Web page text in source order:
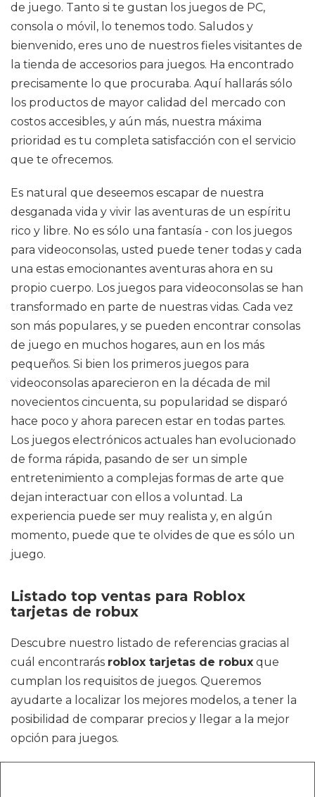
de juego. Tanto si te gustan los juegos de PC,
consola o móvil, lo tenemos todo. Saludos y
bienvenido, eres uno de nuestros fieles visitantes de
la tienda de accesorios para juegos. Ha encontrado
precisamente lo que procuraba. Aquí hallarás sólo
los productos de mayor calidad del mercado con
costos accesibles, y aún más, nuestra máxima
prioridad es tu completa satisfacción con el servicio
que te ofrecemos.
Es natural que deseemos escapar de nuestra
desganada vida y vivir las aventuras de un espíritu
rico y libre. No es sólo una fantasía - con los juegos
para videoconsolas, usted puede tener todas y cada
una estas emocionantes aventuras ahora en su
propio cuerpo. Los juegos para videoconsolas se han
transformado en parte de nuestras vidas. Cada vez
son más populares, y se pueden encontrar consolas
de juego en muchos hogares, aun en los más
pequeños. Si bien los primeros juegos para
videoconsolas aparecieron en la década de mil
novecientos cincuenta, su popularidad se disparó
hace poco y ahora parecen estar en todas partes.
Los juegos electrónicos actuales han evolucionado
de forma rápida, pasando de ser un simple
entretenimiento a complejas formas de arte que
dejan interactuar con ellos a voluntad. La
experiencia puede ser muy realista y, en algún
momento, puede que te olvides de que es sólo un
juego.
Listado top ventas para Roblox
tarjetas de robux
Descubre nuestro listado de referencias gracias al
cuál encontrarás roblox tarjetas de robux que
cumplan los requisitos de juegos. Queremos
ayudarte a localizar los mejores modelos, a tener la
posibilidad de comparar precios y llegar a la mejor
opción para juegos.